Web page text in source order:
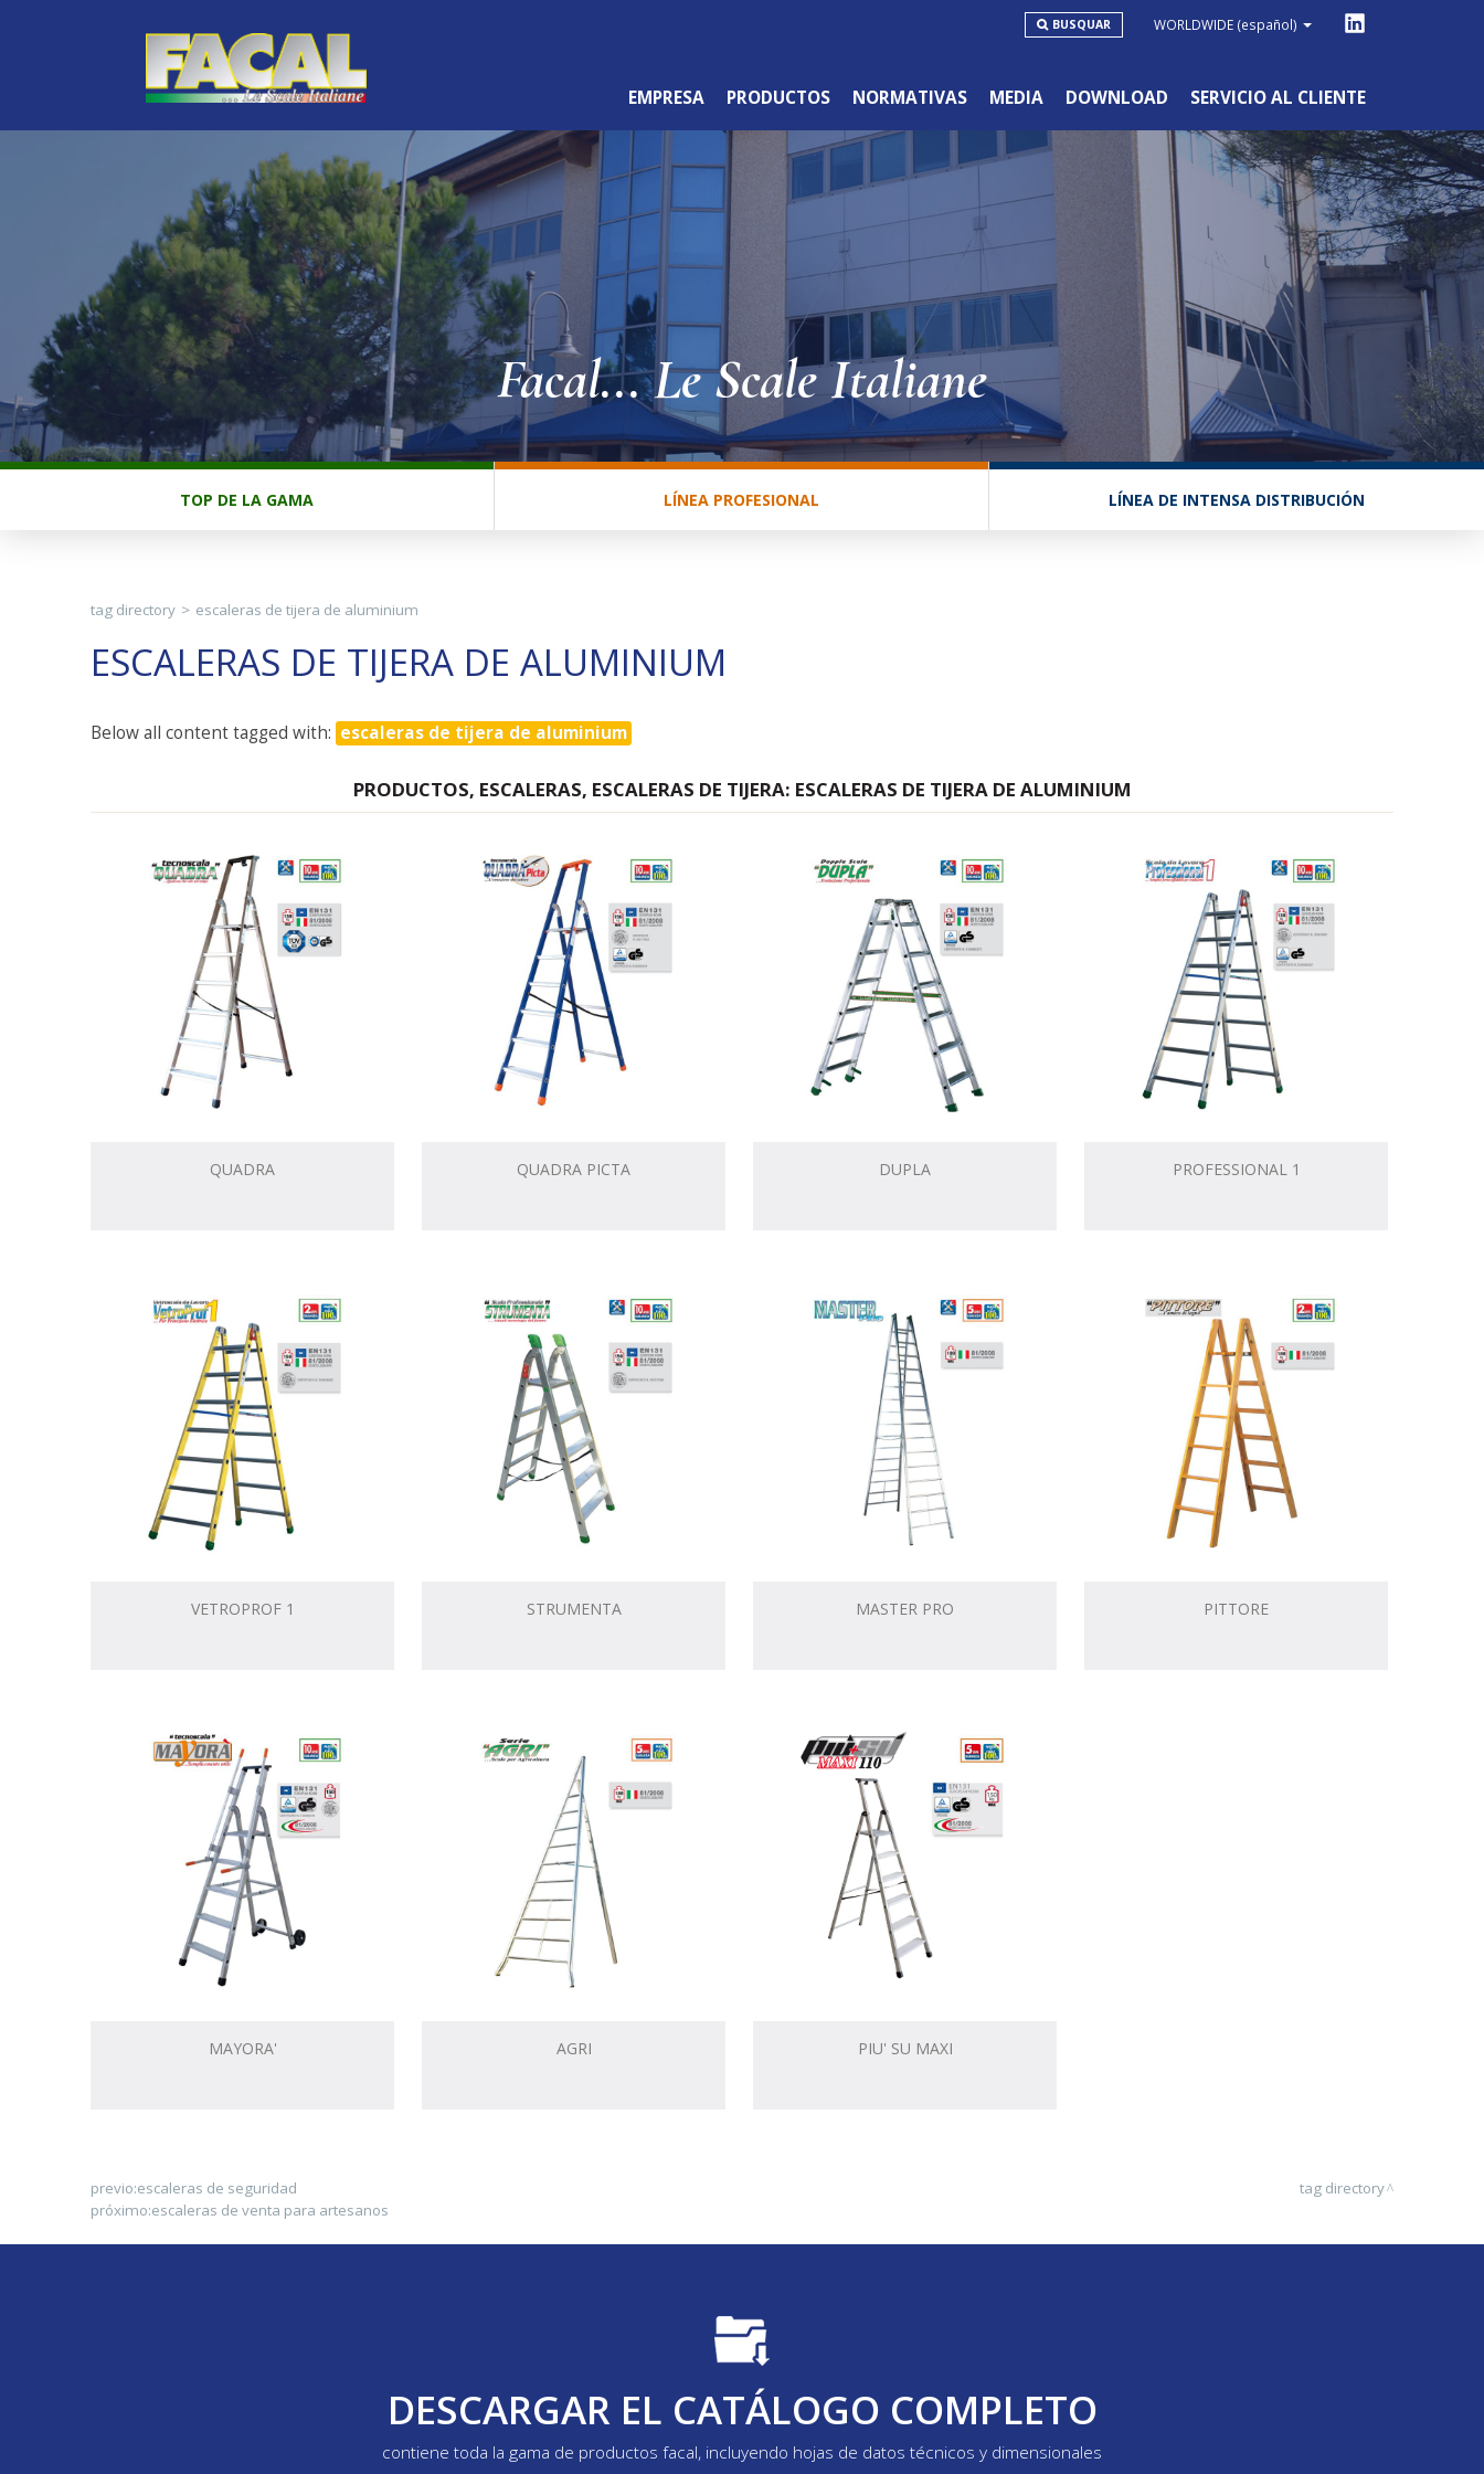
WORLDWIDE (español)
BUSQUAR
EMPRESA PRODUCTOS NORMATIVAS MEDIA DOWNLOAD SERVICIO AL CLIENTE
Facal... Le Scale Italiane
TOP DE LA GAMA LÍNEA PROFESIONAL LÍNEA DE INTENSA DISTRIBUCIÓN
tag directory > escaleras de tijera de aluminium
ESCALERAS DE TIJERA DE ALUMINIUM
Below all content tagged with: escaleras de tijera de aluminium
PRODUCTOS, ESCALERAS, ESCALERAS DE TIJERA: ESCALERAS DE TIJERA DE ALUMINIUM
QUADRA QUADRA PICTA DUPLA PROFESSIONAL 1
VETROPROF 1 STRUMENTA MASTER PRO PITTORE
MAYORA' AGRI PIU' SU MAXI
previo:escaleras de seguridad
próximo:escaleras de venta para artesanos
tag directory
DESCARGAR EL CATÁLOGO COMPLETO
contiene toda la gama de productos facal, incluyendo hojas de datos técnicos y dimensionales